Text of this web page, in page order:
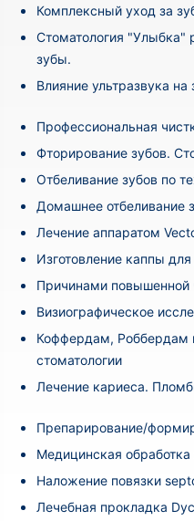
Комплексный уход за
Стоматология "Улыбка"
зубы.
Влияние ультразвука
Профессиональная
Фторирование зубов.
Отбеливание зубов по
Домашнее отбеливание
Лечение аппаратом
Изготовление каппы
Причинами повышенной
Визиографическое
Коффердам, Роббердам
стоматологии
Лечение кариеса.
Препарирование/
Медицинская обработка
Наложение повязки
Лечебная прокладка